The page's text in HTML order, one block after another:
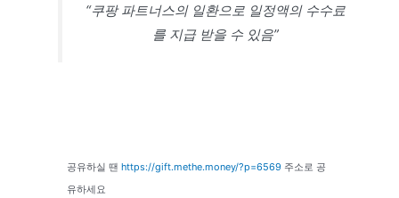
“쿠팡 파트너스의 일환으로 일정액의 수수료
를 지급 받을 수 있음”
공유하실 땐 https://gift.methe.money/?p=6569 주소로 공
유하세요